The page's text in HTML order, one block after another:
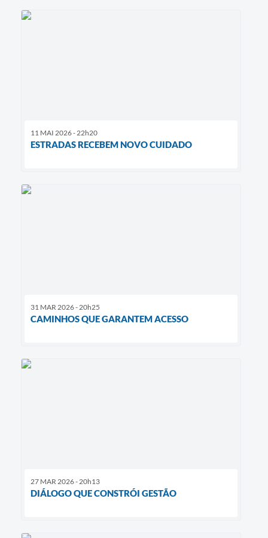
11 MAI 2026 - 22h20
ESTRADAS RECEBEM NOVO CUIDADO
31 MAR 2026 - 20h25
CAMINHOS QUE GARANTEM ACESSO
27 MAR 2026 - 20h13
DIÁLOGO QUE CONSTRÓI GESTÃO